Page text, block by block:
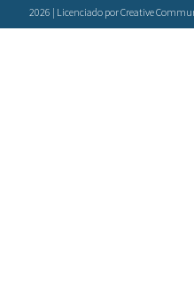
2026 | Licenciado por Creative